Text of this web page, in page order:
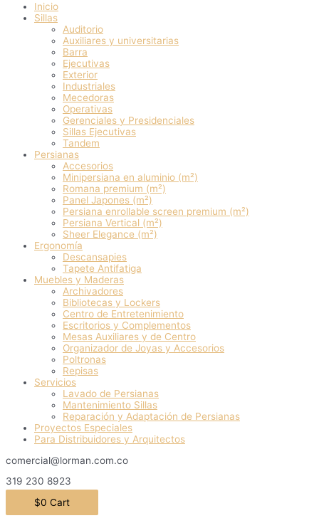
Inicio
Sillas
Auditorio
Auxiliares y universitarias
Barra
Ejecutivas
Exterior
Industriales
Mecedoras
Operativas
Gerenciales y Presidenciales
Sillas Ejecutivas
Tandem
Persianas
Accesorios
Minipersiana en aluminio (m²)
Romana premium (m²)
Panel Japones (m²)
Persiana enrollable screen premium (m²)
Persiana Vertical (m²)
Sheer Elegance (m²)
Ergonomía
Descansapies
Tapete Antifatiga
Muebles y Maderas
Archivadores
Bibliotecas y Lockers
Centro de Entretenimiento
Escritorios y Complementos
Mesas Auxiliares y de Centro
Organizador de Joyas y Accesorios
Poltronas
Repisas
Servicios
Lavado de Persianas
Mantenimiento Sillas
Reparación y Adaptación de Persianas
Proyectos Especiales
Para Distribuidores y Arquitectos
comercial@lorman.com.co
319 230 8923
$0 Cart